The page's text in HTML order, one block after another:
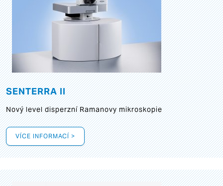
SENTERRA II
Nový level disperzní Ramanovy mikroskopie
VÍCE INFORMACÍ >